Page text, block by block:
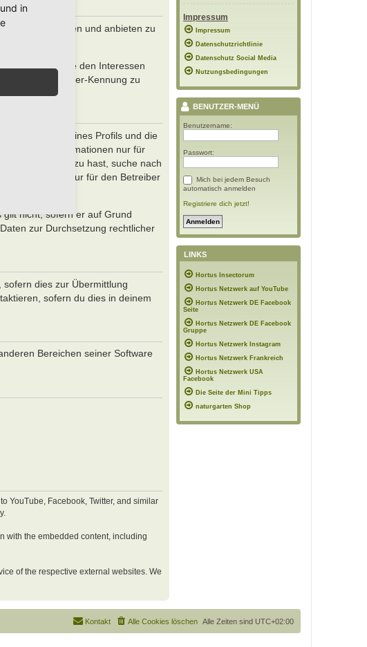
Board betreiben und anbieten zu
sowie den Interessen
Browser-Kennung zu
die Daten deines Profils und die
einzelne Informationen nur für
du Fragen dazu hast, suche nach
dabei jedoch nur für den Betreiber
nicht, sofern er auf Grund
zur Durchsetzung rechtlicher
dies zur Übermittlung
sofern du dies in deinem
Bereichen seiner Software
YouTube, Facebook, Twitter, and similar
with the embedded content, including
of the respective external websites. We
Impressum
Impressum
Datenschutzrichtlinie
Datenschutz Social Media
Nutzungsbedingungen
BENUTZER-MENÜ
Benutzername:
Passwort:
Mich bei jedem Besuch
automatisch anmelden
Registriere dich jetzt!
LINKS
Hortus Insectorum
Hortus Netzwerk auf YouTube
Hortus Netzwerk DE Facebook
Seite
Hortus Netzwerk DE Facebook
Gruppe
Hortus Netzwerk Instagram
Hortus Netzwerk Frankreich
Hortus Netzwerk USA
Facebook
Die Seite der Mini Tipps
naturgarten Shop
Alle Zeiten sind UTC+02:00
Alle Cookies löschen
Kontakt
in